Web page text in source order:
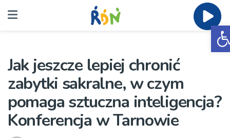
Jak jeszcze lepiej chronić
zabytki sakralne, w czym
pomaga sztuczna inteligencja?
Konferencja w Tarnowie